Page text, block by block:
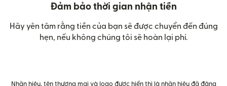
Đảm bảo thời gian nhận tiền
Hãy yên tâm rằng tiền của bạn sẽ được chuyển đến đúng
hẹn, nếu không chúng tôi sẽ hoàn lại phí.
Nhãn hiệu, tên thương mại và logo được hiển thị là nhãn hiệu đã đăng